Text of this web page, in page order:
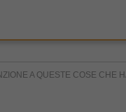
A QUESTE COSE CHE